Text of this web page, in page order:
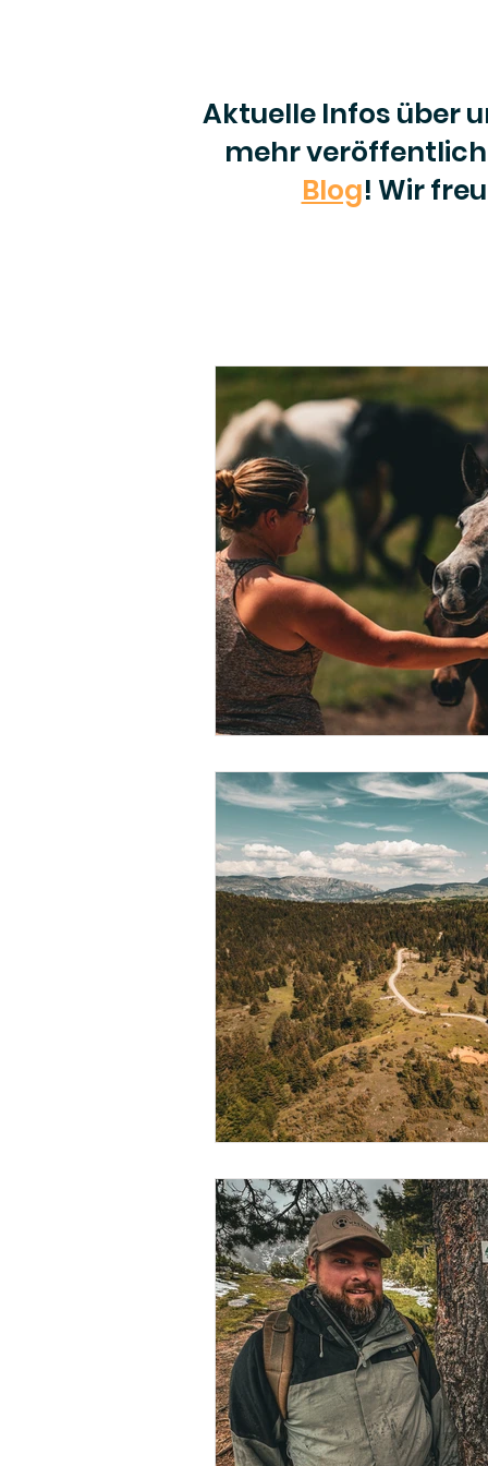
Aktuelle Infos über
mehr
Blog! Wir